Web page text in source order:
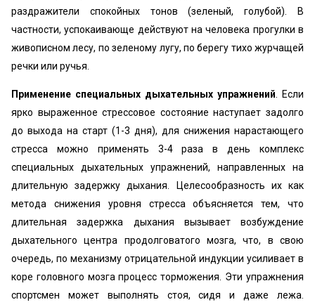
раздражители спокойных тонов (зеленый, голубой). В
частности, успокаивающе действуют на человека прогулки в
живописном лесу, по зеленому лугу, по берегу тихо журчащей
речки или ручья.
Применение специальных дыхательных упражнений . Если
ярко выраженное стрессовое состояние наступает задолго
до выхода на старт (1-3 дня), для снижения нарастающего
стресса можно применять 3-4 раза в день комплекс
специальных дыхательных упражнений, направленных на
длительную задержку дыхания. Целесообразность их как
метода снижения уровня стресса объясняется тем, что
длительная задержка дыхания вызывает возбуждение
дыхательного центра продолговатого мозга, что, в свою
очередь, по механизму отрицательной индукции усиливает в
коре головного мозга процесс торможения. Эти упражнения
спортсмен может выполнять стоя, сидя и даже лежа.